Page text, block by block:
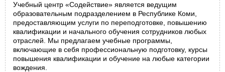
Учебный центр «Содействие» является ведущим
образовательным подразделением в Республике Коми,
предоставляющим услуги по переподготовке, повышению
квалификации и начального обучения сотрудников любых
отраслей. Мы предлагаем учебные программы,
включающие в себя профессиональную подготовку, курсы
повышения квалификации и обучение на любые категории
вождения.